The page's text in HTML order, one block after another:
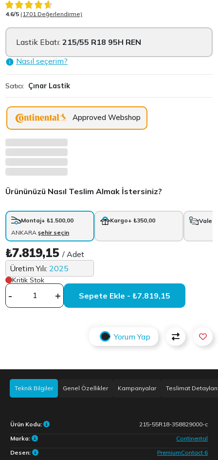
4.6/5 (1701 Değerlendirme)
Lastik Ebatı:215/55 R18 95H REN
Nasıl seçerim?
Satıcı: Çınar Lastik
Approved Webshop
Ürününüzü Nasıl Teslim Almak İstersiniz?
Montaj+ ₺1.500,00
ANKARAşehir seçin
Kargo+ ₺350,00 Vale
₺7.819,15/ Adet
Üretim Yılı: 2025
Kritik Stok
- + Sepete Ekle - ₺7.819,15
Yorum Yap
Teknik Bilgiler Genel Özellikler Kampanyalar Teslimat Detayları
Ürün Kodu:
215-55R18-358829000-c
Marka:
Continental
Desen:
PremiumContact 6